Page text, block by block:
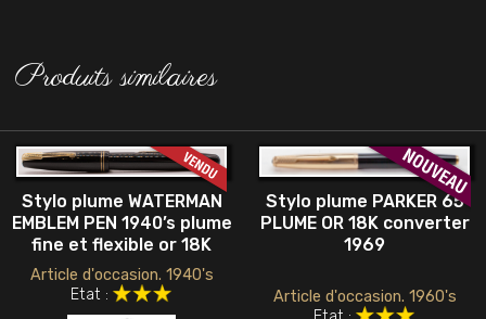
Produits similaires
Stylo plume WATERMAN
EMBLEM PEN 1940’s plume
fine et flexible or 18K
Article d'occasion. 1940's
Etat :
Stylo plume PARKER 65
PLUME OR 18K converter
1969
Article d'occasion. 1960's